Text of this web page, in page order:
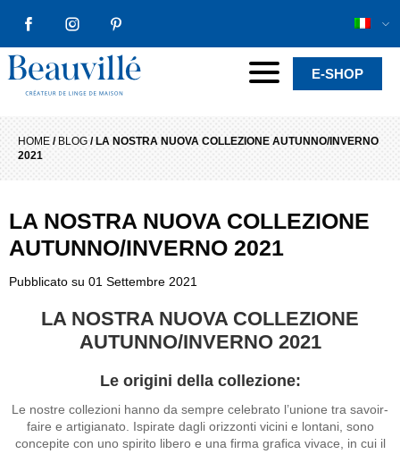
FACEBOOKINSTAGRAMPINTEREST
Beauvillé Creator by tradition
Menu E-SHOP
HOME / BLOG / LA NOSTRA NUOVA COLLEZIONE AUTUNNO/INVERNO
2021
LA NOSTRA NUOVA COLLEZIONE
AUTUNNO/INVERNO 2021
Pubblicato su 01 Settembre 2021
LA NOSTRA NUOVA COLLEZIONE
AUTUNNO/INVERNO 2021
Le origini della collezione:
Le nostre collezioni hanno da sempre celebrato l’unione tra savoir-
faire e artigianato. Ispirate dagli orizzonti vicini e lontani, sono
concepite con uno spirito libero e una firma grafica vivace, in cui il